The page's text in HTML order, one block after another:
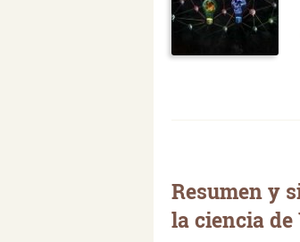
Resumen y
la ciencia